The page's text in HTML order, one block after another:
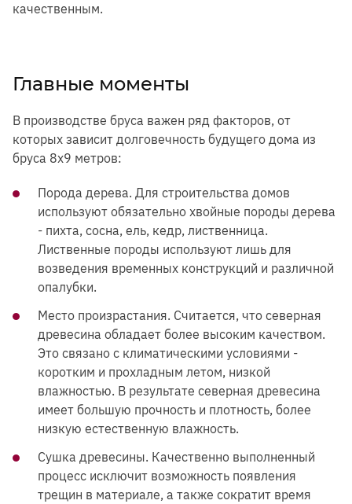
качественным.
Главные моменты
В производстве бруса важен ряд факторов, от
которых зависит долговечность будущего дома из
бруса 8х9 метров:
Порода дерева. Для строительства домов
используют обязательно хвойные породы дерева
- пихта, сосна, ель, кедр, лиственница.
Лиственные породы используют лишь для
возведения временных конструкций и различной
опалубки.
Место произрастания. Считается, что северная
древесина обладает более высоким качеством.
Это связано с климатическими условиями -
коротким и прохладным летом, низкой
влажностью. В результате северная древесина
имеет большую прочность и плотность, более
низкую естественную влажность.
Сушка древесины. Качественно выполненный
процесс исключит возможность появления
трещин в материале, а также сократит время